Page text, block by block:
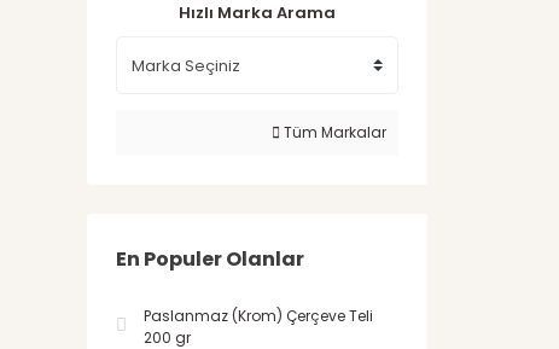
Hızlı Marka Arama
Tüm Markalar
En Populer Olanlar
Paslanmaz (Krom) Çerçeve Teli
200 gr